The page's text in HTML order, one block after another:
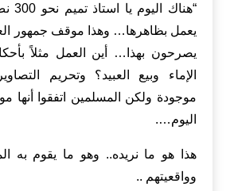
“هناك
يعمل بظاهرها… وهذا موقف جمهور
يصرحون بهذا… أين العمل مثلاً
الإماء وبيع العبيد؟ وتحريم
موجودة ولكن المسلمين اتفقوا أنها
اليوم….
هذا هو ما نريده.. وهو ما يقوم به
وواقعيتهم ..